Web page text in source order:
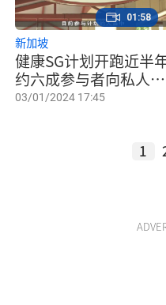
健康SG计划开跑近半
约六成参与者向私人诊
所登记
新加坡
03/01/2024 17:45
01:58
1